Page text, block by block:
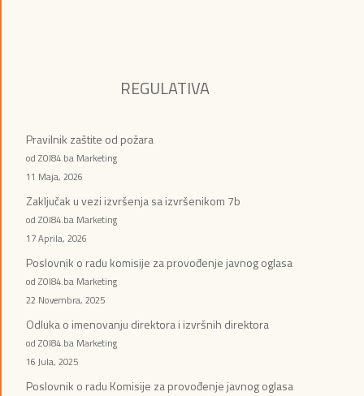
REGULATIVA
Pravilnik zaštite od požara
od ZOI84.ba Marketing
11 Maja, 2026
Zaključak u vezi izvršenja sa izvršenikom 7b
od ZOI84.ba Marketing
17 Aprila, 2026
Poslovnik o radu komisije za provođenje javnog oglasa
od ZOI84.ba Marketing
22 Novembra, 2025
Odluka o imenovanju direktora i izvršnih direktora
od ZOI84.ba Marketing
16 Jula, 2025
Poslovnik o radu Komisije za provođenje javnog oglasa